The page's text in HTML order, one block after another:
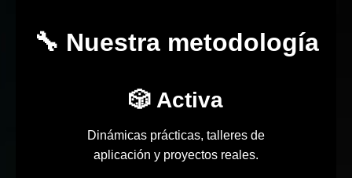
🔧 Nuestra metodología
🎲 Activa
Dinámicas prácticas, talleres de
aplicación y proyectos reales.